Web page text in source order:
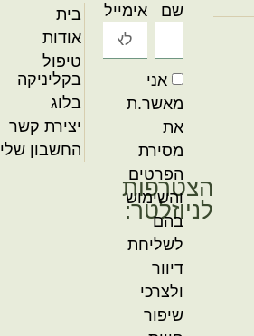
הצטרפות
לניוזלטר:
שם אימייל
אני
מאשר.ת
את
מסירת
הפרטים
והשימוש
בהם
לשליחת
דיוור
ולצרכי
שיפור
בית
אודות
טיפול
בקליניקה
בלוג
יצירת קשר
החשבון שלי